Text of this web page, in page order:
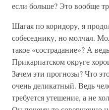
если больше? Это вообще
Шагая по коридору, я
собеседнику, но молчал.
такое «сострадание»? А
Прикарпатском округе
Зачем эти прогнозы? Что
очень деликатный. Ведь
требуется утешение, а не